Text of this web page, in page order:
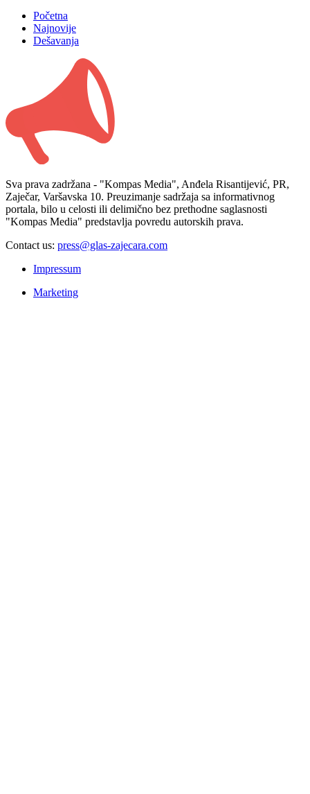
Početna
Najnovije
Dešavanja
Sva prava zadržana - "Kompas Media", Anđela Risantijević, PR,
Zaječar, Varšavska 10. Preuzimanje sadržaja sa informativnog
portala, bilo u celosti ili delimično bez prethodne saglasnosti
"Kompas Media" predstavlja povredu autorskih prava.
Contact us: press@glas-zajecara.com
Impressum
Marketing